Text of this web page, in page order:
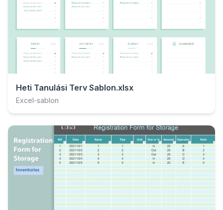
Heti Tanulási Terv Sablon.xlsx
Excel-sablon